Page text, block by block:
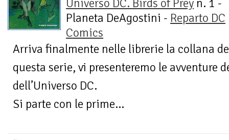
Universo DC. Birds of Prey n. 1 -
Planeta DeAgostini - Reparto DC
Comics
Arriva finalmente nelle librerie la collana
questa serie, vi presenteremo le avventure
dell’Universo DC.
Si parte con le prime...